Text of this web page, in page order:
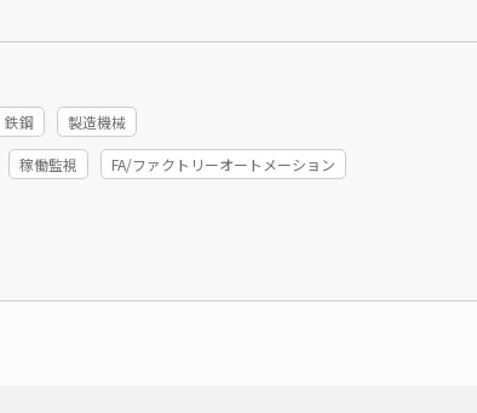
鉄鋼 製造機械
稼働監視 FA/ファクトリーオートメーション